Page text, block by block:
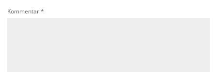
Kommentar*